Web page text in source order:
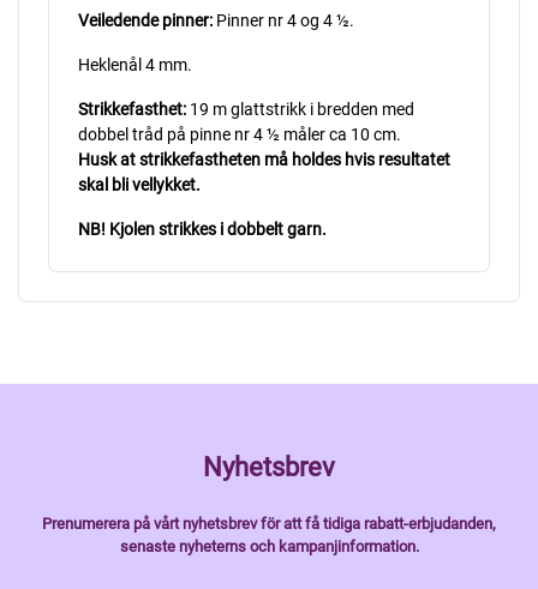
Veiledende pinner: Pinner nr 4 og 4 ½.
Heklenål 4 mm.
Strikkefasthet: 19 m glattstrikk i bredden med
dobbel tråd på pinne nr 4 ½ måler ca 10 cm.
Husk at strikkefastheten må holdes hvis resultatet
skal bli vellykket.
NB! Kjolen strikkes i dobbelt garn.
Nyhetsbrev
Prenumerera på vårt nyhetsbrev för att få tidiga rabatt-erbjudanden,
senaste nyheterns och kampanjinformation.